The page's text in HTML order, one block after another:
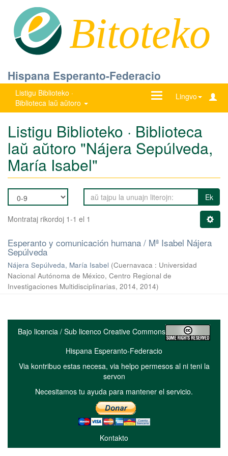
Bitoteko
Hispana Esperanto-Federacio
Listigu Biblioteko ·
Biblioteca laŭ aŭtoro
Lingvo
Ŝanĝu
Listigu Biblioteko · Biblioteca
laŭ aŭtoro "Nájera Sepúlveda,
María Isabel"
Ek
Montrataj rikordoj 1-1 el 1
Esperanto y comunicación humana / Mª Isabel Nájera
Sepúlveda
Nájera Sepúlveda, María Isabel (Cuernavaca : Universidad
Nacional Autónoma de México, Centro Regional de
Investigaciones Multidisciplinarias, 2014, 2014)
Bajo licencia / Sub licenco Creative Commons
Hispana Esperanto-Federacio
Via kontribuo estas necesa, via helpo permesos al ni teni la
servon
Necesitamos tu ayuda para mantener el servicio.
Kontakto